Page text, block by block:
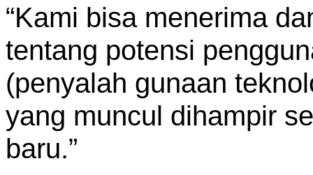
“Kami bisa menerima
tentang potensi
(penyalah gunaan
yang muncul dihampir
baru.”